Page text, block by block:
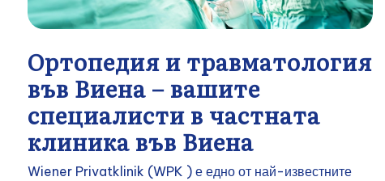
Ортопедия и травматология
във Виена – вашите
специалисти в частната
клиника във Виена
Wiener Privatklinik (WPK ) е едно от най-известните